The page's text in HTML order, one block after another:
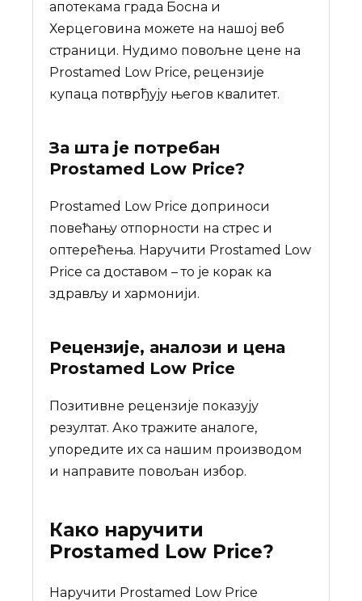
апотекама града Босна и
Херцеговина можете на нашој веб
страници. Нудимо повољне цене на
Prostamed Low Price, рецензије
купаца потврђују његов квалитет.
За шта је потребан
Prostamed Low Price?
Prostamed Low Price доприноси
повећању отпорности на стрес и
оптерећења. Наручити Prostamed Low
Price са доставом – то је корак ка
здрављу и хармонији.
Рецензије, аналози и цена
Prostamed Low Price
Позитивне рецензије показују
резултат. Ако тражите аналоге,
упоредите их са нашим производом
и направите повољан избор.
Како наручити
Prostamed Low Price?
Наручити Prostamed Low Price